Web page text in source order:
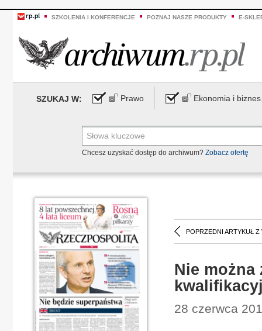
SZKOLENIA I KONFERENCJE POZNAJ NASZE PRODUKTY E-
SZUKAJ W: Prawo Ekonomia i biznes
Chcesz uzyskać dostęp do archiwum? Zobacz ofertę
POPRZEDNI ARTYKUŁ Z
Nie można
28 czerwca